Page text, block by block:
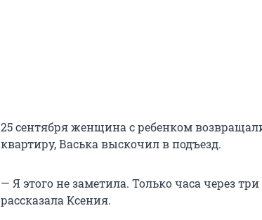
25 сентября женщина с ребенком
квартиру, Васька выскочил в подъезд.
— Я этого не заметила. Только часа через
рассказала Ксения.